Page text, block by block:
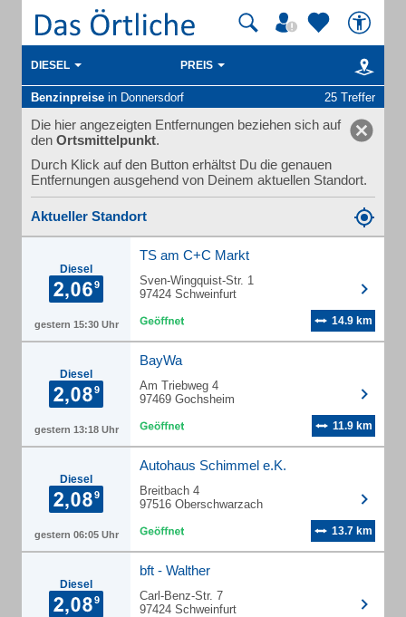
DIESEL PREIS
Benzinpreise in Donnersdorf 25 Treffer
Die hier angezeigten Entfernungen beziehen sich auf
den Ortsmittelpunkt.
Durch Klick auf den Button erhältst Du die genauen
Entfernungen ausgehend von Deinem aktuellen Standort.
Aktueller Standort
Diesel
gestern 15:30 Uhr
TS am C+C Markt
Sven-Wingquist-Str. 1
97424 Schweinfurt
14.9 km
Diesel
gestern 13:18 Uhr
BayWa
Am Triebweg 4
97469 Gochsheim
11.9 km
Diesel
gestern 06:05 Uhr
Autohaus Schimmel e.K.
Breitbach 4
97516 Oberschwarzach
13.7 km
Diesel
bft - Walther
Carl-Benz-Str. 7
97424 Schweinfurt